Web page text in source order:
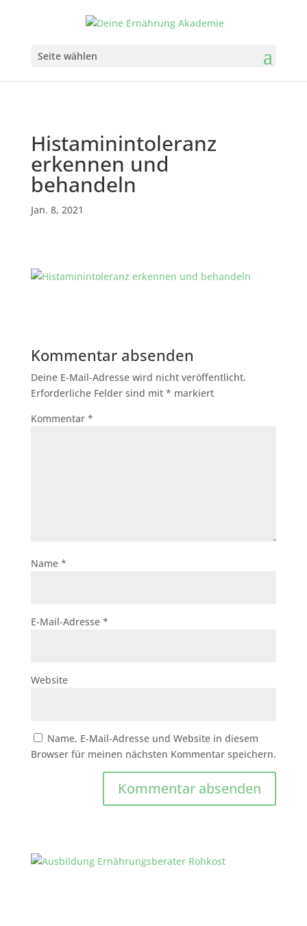
Seite wählen
Histaminintoleranz
erkennen und
behandeln
Jan. 8, 2021
Kommentar absenden
Deine E-Mail-Adresse wird nicht veröffentlicht.
Erforderliche Felder sind mit * markiert
Kommentar *
Name *
E-Mail-Adresse *
Website
Name, E-Mail-Adresse und Website in diesem
Browser für meinen nächsten Kommentar speichern.